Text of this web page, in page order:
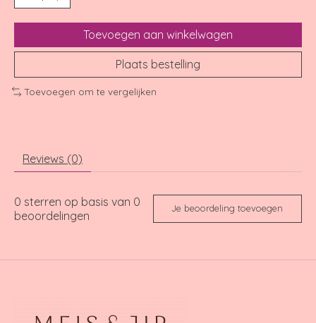
Toevoegen aan winkelwagen
Plaats bestelling
Toevoegen om te vergelijken
Reviews (0)
0 sterren op basis van 0
beoordelingen
Je beoordeling toevoegen